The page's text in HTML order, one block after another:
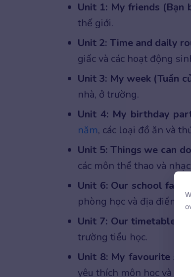
Unit 1: My friends (Bạn
thế giới.
Unit 2: Time and daily
giấc và các hoạt động
Unit 3: My week (Tuần
nhà, ở trường.
Unit 4: My birthday
năm, các loại đồ ăn và
Unit 5: Things we can
các môn thể thao và
Unit 6: Our school
phòng học và địa điểm
Unit 7: Our timetables
trường tiểu học.
Unit 8: My favourite
yêu thích môn học và